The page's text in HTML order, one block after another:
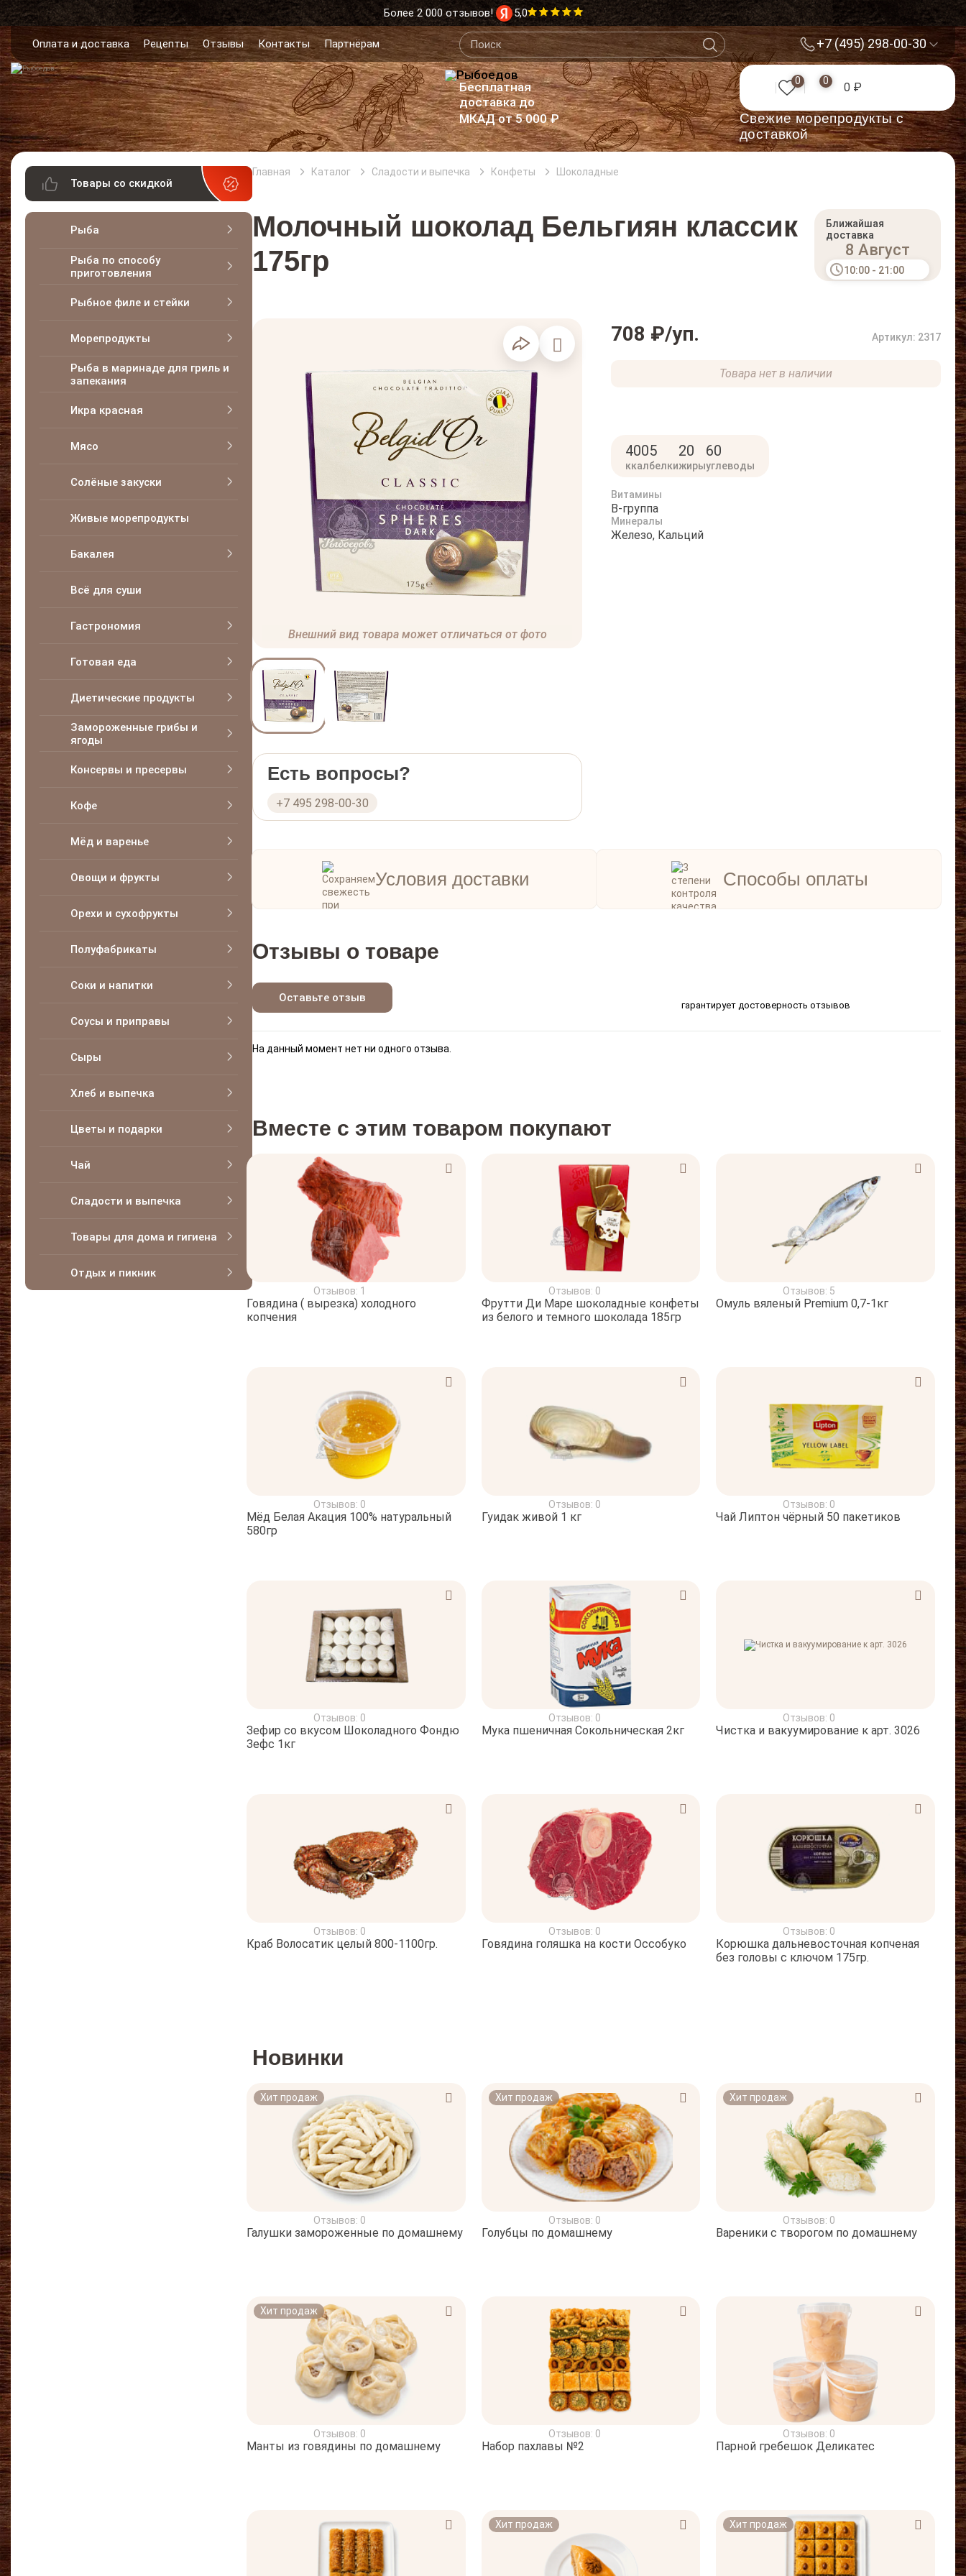
Более 2 000 отзывов! 5,0
Оплата и доставка Рецепты Отзывы Контакты Партнёрам +7 (495) 298-00-30
Бесплатная
доставка до
МКАД от 5 000 ₽
0 0 0 ₽
Cвежие морепродукты с
доставкой
Товары со скидкой
Рыба
Рыба по способу
приготовления
Рыбное филе и стейки
Морепродукты
Рыба в маринаде для гриль и
запекания
Икра красная
Мясо
Солёные закуски
Живые морепродукты
Бакалея
Всё для суши
Гастрономия
Готовая еда
Диетические продукты
Замороженные грибы и
ягоды
Консервы и пресервы
Кофе
Мёд и варенье
Овощи и фрукты
Орехи и сухофрукты
Полуфабрикаты
Соки и напитки
Соусы и приправы
Сыры
Хлеб и выпечка
Цветы и подарки
Чай
Сладости и выпечка
Товары для дома и гигиена
Отдых и пикник
Главная Каталог Сладости и выпечка Конфеты Шоколадные
Молочный шоколад Бельгиян классик
175гр
Ближайшая
доставка
8 Август
10:00 - 21:00
Внешний вид товара может отличаться от фото
Есть вопросы?
+7 495 298-00-30
708 ₽/уп. Артикул: 2317
Товара нет в наличии
400
ккал
5
белки
20
жиры
60
углеводы
Витамины
B-группа
Минералы
Железо, Кальций
Условия доставки Способы оплаты
Отзывы о товаре
Оставьте отзыв
гарантирует достоверность отзывов
На данный момент нет ни одного отзыва.
Вместе с этим товаром покупают
Отзывов: 1
Говядина ( вырезка) холодного
копчения
Отзывов: 0
Фрутти Ди Маре шоколадные конфеты
из белого и темного шоколада 185гр
Отзывов: 5
Омуль вяленый Premium 0,7-1кг
Отзывов: 0
Мёд Белая Акация 100% натуральный
580гр
Отзывов: 0
Гуидак живой 1 кг
Отзывов: 0
Чай Липтон чёрный 50 пакетиков
Отзывов: 0
Зефир со вкусом Шоколадного Фондю
Зефс 1кг
Отзывов: 0
Мука пшеничная Сокольническая 2кг
Отзывов: 0
Чистка и вакуумирование к арт. 3026
Отзывов: 0
Краб Волосатик целый 800-1100гр.
Отзывов: 0
Говядина голяшка на кости Оссобуко
Отзывов: 0
Корюшка дальневосточная копченая
без головы с ключом 175гр.
Новинки
Хит продаж
Отзывов: 0
Галушки замороженные по домашнему
Хит продаж
Отзывов: 0
Голубцы по домашнему
Хит продаж
Отзывов: 0
Вареники с творогом по домашнему
Хит продаж
Отзывов: 0
Манты из говядины по домашнему
Отзывов: 0
Набор пахлавы №2
Отзывов: 0
Парной гребешок Деликатес
Хит продаж Хит продаж